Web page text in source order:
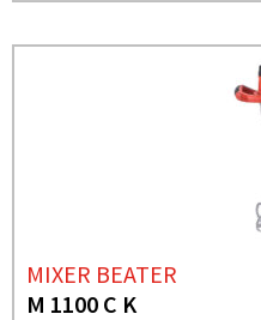
MIXER BEATER
M 1100 C K